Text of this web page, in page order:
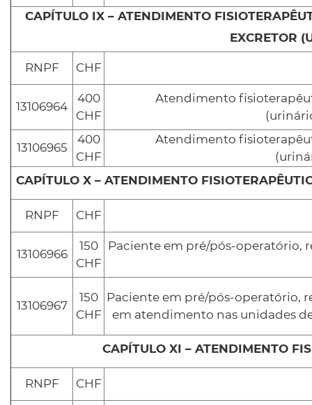
RNPF CHF
13106964
400
CHF
Atendimento
13106965
400
CHF
Atendimento
RNPF CHF
13106966
150
CHF
Paciente em pré/pós-operatório,
13106967
150
CHF
Paciente em pré/pós-operatório,
em atendimento nas unidades
RNPF CHF